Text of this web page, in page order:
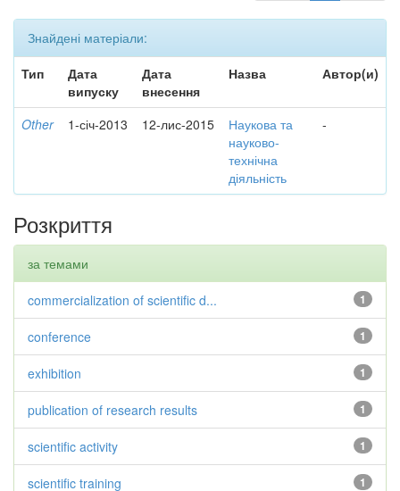
Знайдені матеріали:
Тип
Дата
випуску
Дата
внесення
Назва Автор(и)
Other 1-січ-2013 12-лис-2015
Наукова та
науково-
технічна
діяльність
-
Розкриття
за темами
1
commercialization of scientific d...
1
conference
1
exhibition
1
publication of research results
1
scientific activity
1
scientific training